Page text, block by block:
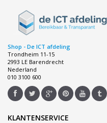
Shop - De ICT afdeling
Trondheim 11-15
2993 LE Barendrecht
Nederland
010 3100 600
KLANTENSERVICE